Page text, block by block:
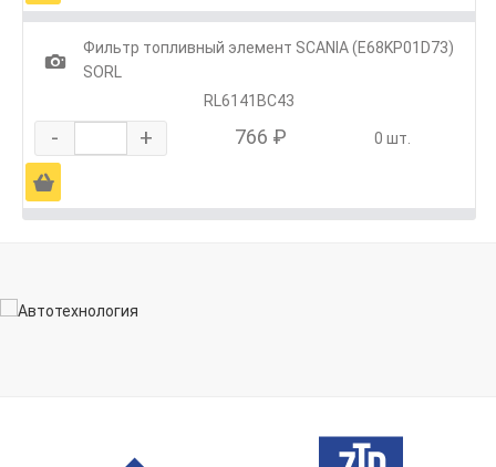
1
Фильтр топливный элемент SCANIA (E68KP01D73)
SORL
RL6141BC43
- + 766 ₽ 0 шт.
Ä